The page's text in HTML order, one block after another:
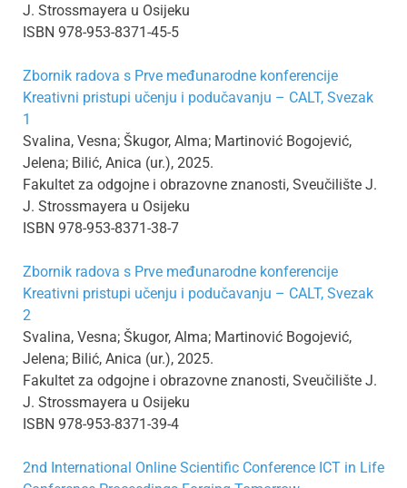
J. Strossmayera u Osijeku
ISBN 978-953-8371-45-5
Zbornik radova s Prve međunarodne konferencije
Kreativni pristupi učenju i podučavanju – CALT, Svezak
1
Svalina, Vesna; Škugor, Alma; Martinović Bogojević,
Jelena; Bilić, Anica (ur.), 2025.
Fakultet za odgojne i obrazovne znanosti, Sveučilište J.
J. Strossmayera u Osijeku
ISBN 978-953-8371-38-7
Zbornik radova s Prve međunarodne konferencije
Kreativni pristupi učenju i podučavanju – CALT, Svezak
2
Svalina, Vesna; Škugor, Alma; Martinović Bogojević,
Jelena; Bilić, Anica (ur.), 2025.
Fakultet za odgojne i obrazovne znanosti, Sveučilište J.
J. Strossmayera u Osijeku
ISBN 978-953-8371-39-4
2nd International Online Scientific Conference ICT in Life